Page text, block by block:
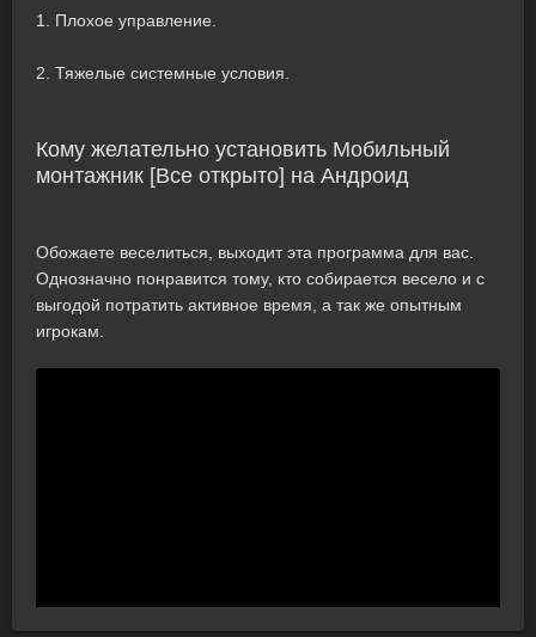
1. Плохое управление.
2. Тяжелые системные условия.
Кому желательно установить Мобильный
монтажник [Все открыто] на Андроид
Обожаете веселиться, выходит эта программа для вас.
Однозначно понравится тому, кто собирается весело и с
выгодой потратить активное время, а так же опытным
игрокам.